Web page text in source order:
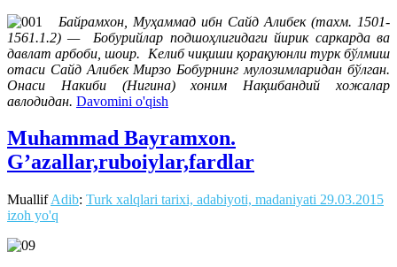
Байрамхон, Муҳаммад ибн Сайд Алибек (тахм. 1501-
1561.1.2) — Бобурийлар подшоҳлигидаги йирик саркарда ва
давлат арбоби, шоир. Келиб чиқиши қорақуюнли турк бўлмиш
отаси Сайд Алибек Мирзо Бобурнинг мулозимларидан бўлган.
Онаси Накиби (Нигина) хоним Нақшбандий хожалар
авлодидан. Davomini o'qish
Muhammad Bayramxon.
G’azallar,ruboiylar,fardlar
MuallifAdib: Turk xalqlari tarixi, adabiyoti, madaniyati 29.03.2015
izoh yo'q